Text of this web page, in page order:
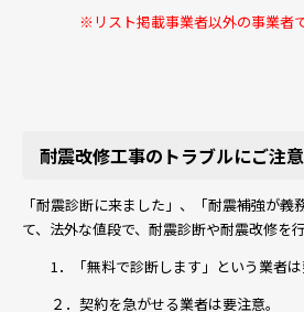
※リスト掲載事業者以外の事業者
耐震改修工事のトラブルにご注
「耐震診断に来ました」、「耐震補強が義
て、法外な値段で、耐震診断や耐震改修を
1．「無料で診断します」という業者は
２．契約を急がせる業者は要注意。